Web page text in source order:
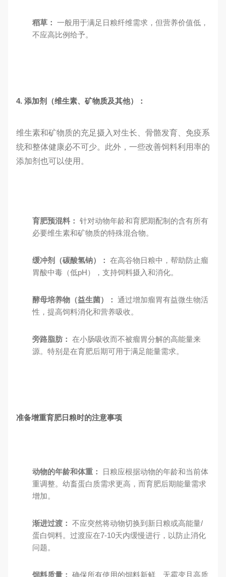
稻草： 一般用于满足日粮纤维需求，但营养价值低，
不应高比例给予。
4. 添加剂（维生素、矿物质及其他）：
维生素和矿物质的充足摄入对生长、骨骼发育、免疫系
统和整体健康必不可少。此外，一些改善饲料利用率的
添加剂也可以使用。
育肥预混料： 针对动物年龄和育肥期配制的含有所有
必要维生素和矿物质的特殊混合物。
缓冲剂（碳酸氢钠）： 在高谷物日粮中，帮助防止瘤
胃酸中毒（低pH），支持饲料摄入和消化。
酵母培养物（益生菌）： 通过增加瘤胃有益微生物活
性，提高饲料消化和营养吸收。
旁路脂肪： 在小肠吸收而不被瘤胃分解的高能量来
源。特别是在育肥后期可用于满足能量需求。
准备增重育肥日粮时的注意事项
动物的年龄和体重：
日粮应根据动物的年龄和当前体
重调整。幼畜蛋白质需求更高，而育肥后期能量需求
增加。
渐进过渡： 不应突然将动物切换到新日粮或高能量/
蛋白饲料。过渡应在7-10天内缓慢进行，以防止消化
问题。
饲料质量： 确保所有使用的饲料新鲜、无霉变且高质